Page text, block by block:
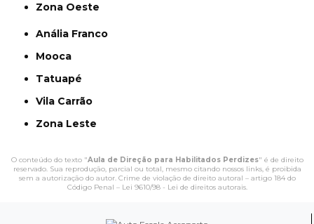
Zona Oeste
Anália Franco
Mooca
Tatuapé
Vila Carrão
Zona Leste
O conteúdo do texto "Aula de Direção para Habilitados Perdizes" é de direito
reservado. Sua reprodução, parcial ou total, mesmo citando nossos links, é proibida
sem a autorização do autor. Crime de violação de direito autoral – artigo 184 do
Código Penal – Lei 9610/98 - Lei de direitos autorais.